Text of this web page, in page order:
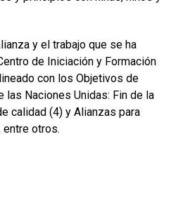
y el trabajo que se ha
de Iniciación y Formación
con los Objetivos de
Naciones Unidas: Fin de la
calidad (4) y Alianzas para
otros.